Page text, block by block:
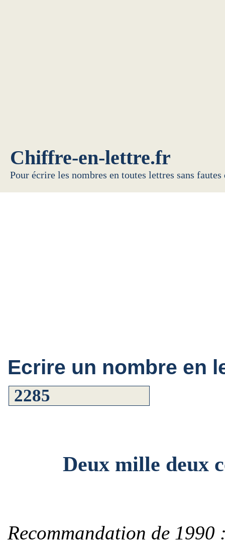
Chiffre-en-lettre.fr
Pour écrire les nombres en toutes lettres sans
Ecrire un nombre en
Deux mille deux
Recommandation de 1990